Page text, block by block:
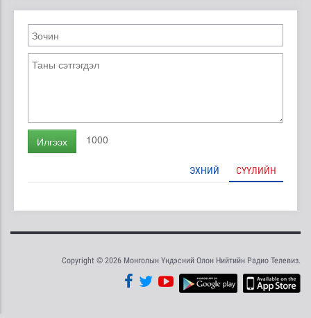
Илгээх 1000
ЭХНИЙ СҮҮЛИЙН
Copyright © 2026 Монголын Үндэсний Олон Нийтийн Радио Телевиз.